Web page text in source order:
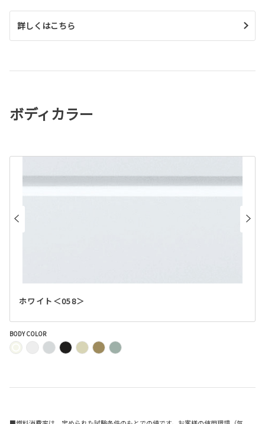
詳しくはこちら
ボディカラー
ホワイト＜058＞
BODY COLOR